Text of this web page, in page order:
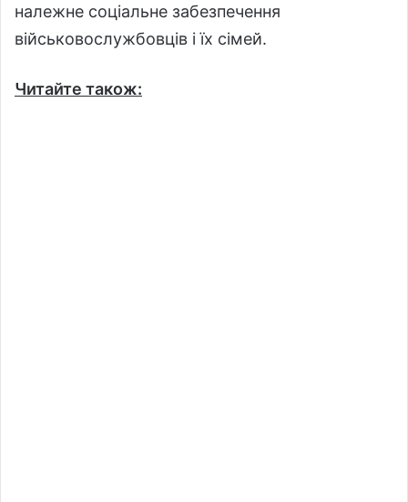
належне соціальне забезпечення
військовослужбовців і їх сімей.
Читайте також: